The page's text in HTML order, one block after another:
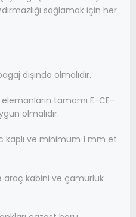
sağlamak için her
dışında olmalıdır.
tamamı E-CE-
olmalıdır.
kaplı ve minimum 1 mm et
araç kabini ve çamurluk